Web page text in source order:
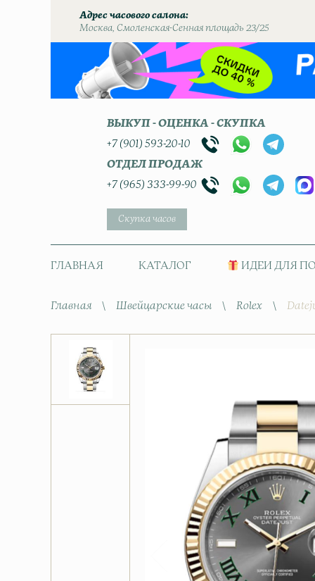
Адрес часового салона
Москва, Смоленская-Сенная площадь 23/25
ВЫКУП - ОЦЕНКА - СКУПКА
+7 (901) 593-20-10
ОТДЕЛ ПРОДАЖ
+7 (965) 333-99-90
Скупка часов
ГЛАВНАЯ КАТАЛОГ ИДЕИ ДЛЯ
Главная \ Швейцарские часы \ Rolex \